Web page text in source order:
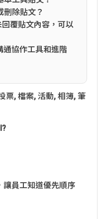
刪除貼文？
覆貼文內容，可以
通協作工具和進階
票, 檔案, 活動, 相簿, 筆
讓員工知道優先順序